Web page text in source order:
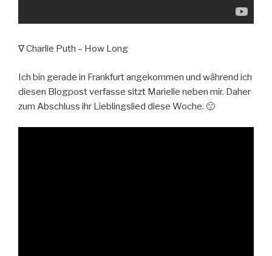
∇ Charlie Puth – How Long
Ich bin gerade in Frankfurt angekommen und während ich
diesen Blogpost verfasse sitzt Marielle neben mir. Daher
zum Abschluss ihr Lieblingslied diese Woche. 🙂